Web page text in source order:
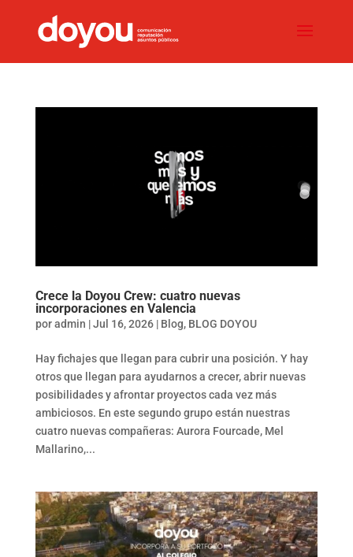
Crece la Doyou Crew: cuatro nuevas
incorporaciones en Valencia
poradmin |Jul 16, 2026| Blog, BLOG DOYOU
Hay fichajes que llegan para cubrir una posición. Y hay
otros que llegan para ayudarnos a crecer, abrir nuevas
posibilidades y afrontar proyectos cada vez más
ambiciosos. En este segundo grupo están nuestras
cuatro nuevas compañeras: Aurora Fourcade, Mel
Mallarino,...